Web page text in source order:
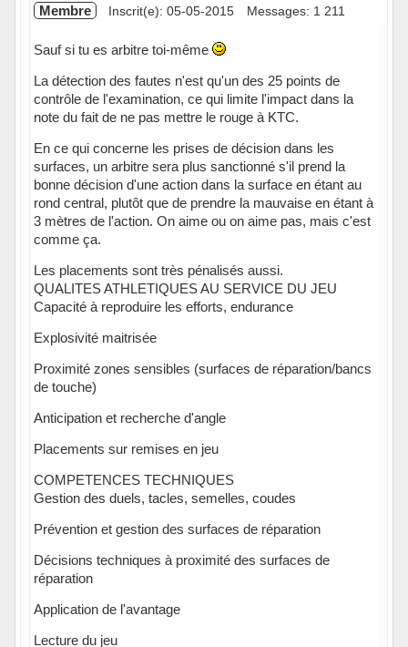
Membre Inscrit(e): 05-05-2015 Messages: 1 211
Sauf si tu es arbitre toi-même
La détection des fautes n'est qu'un des 25 points de
contrôle de l'examination, ce qui limite l'impact dans la
note du fait de ne pas mettre le rouge à KTC.
En ce qui concerne les prises de décision dans les
surfaces, un arbitre sera plus sanctionné s'il prend la
bonne décision d'une action dans la surface en étant au
rond central, plutôt que de prendre la mauvaise en étant à
3 mètres de l'action. On aime ou on aime pas, mais c'est
comme ça.
Les placements sont très pénalisés aussi.
QUALITES ATHLETIQUES AU SERVICE DU JEU
Capacité à reproduire les efforts, endurance
Explosivité maitrisée
Proximité zones sensibles (surfaces de réparation/bancs
de touche)
Anticipation et recherche d'angle
Placements sur remises en jeu
COMPETENCES TECHNIQUES
Gestion des duels, tacles, semelles, coudes
Prévention et gestion des surfaces de réparation
Décisions techniques à proximité des surfaces de
réparation
Application de l'avantage
Lecture du jeu